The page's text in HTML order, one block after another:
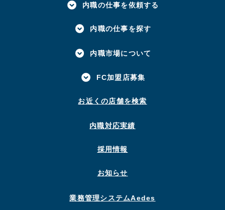
内職の仕事を依頼する
内職の仕事を探す
内職市場について
FC加盟店募集
お近くの店舗を検索
内職対応実績
採用情報
お知らせ
業務管理システムAedes